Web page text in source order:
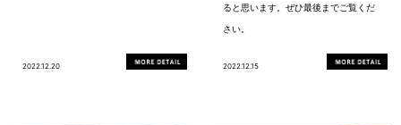
2022.12.20
ると思います。ぜひ最後までご覧くだ
さい。
2022.12.15